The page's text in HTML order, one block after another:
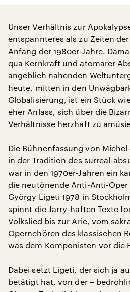
Unser Verhältnis zur
entspannteres als zu Zeiten
Anfang der 1980er-Jahre.
qua Kernkraft und atomarer
angeblich nahenden
heute, mitten in den
Globalisierung, ist ein Stück
eher Anlass, sich über die
Verhältnisse herzhaft zu
Die Bühnenfassung von
in der Tradition des surreal-
war in den 1970er-Jahren ein
die neutönende Anti-Anti-
György Ligeti 1978 in
spinnt die Jarry-haften Texte
Volkslied bis zur Arie, vom
Opernchören des klassischen
was dem Komponisten vor die
Dabei setzt Ligeti, der sich ja
betätigt hat, von der –